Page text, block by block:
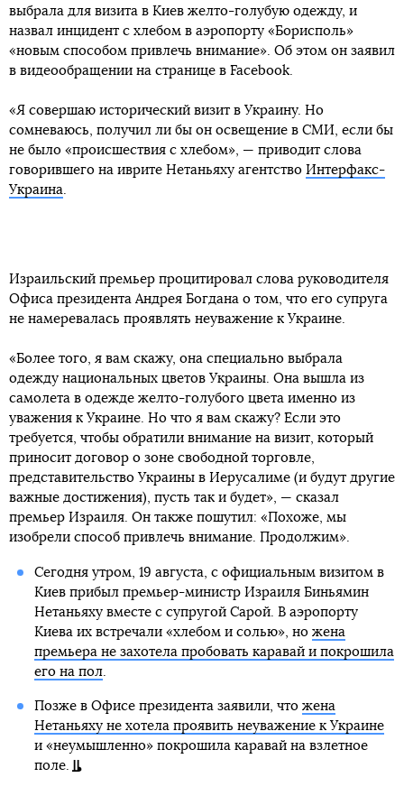
выбрала для визита в Киев желто-голубую одежду, и
назвал инцидент с хлебом в аэропорту «Борисполь»
«новым способом привлечь внимание». Об этом он заявил
в видеообращении на странице в Facebook.
«Я совершаю исторический визит в Украину. Но
сомневаюсь, получил ли бы он освещение в СМИ, если бы
не было «происшествия с хлебом», — приводит слова
говорившего на иврите Нетаньяху агентство Интерфакс-
Украина.
Израильский премьер процитировал слова руководителя
Офиса президента Андрея Богдана о том, что его супруга
не намеревалась проявлять неуважение к Украине.
«Более того, я вам скажу, она специально выбрала
одежду национальных цветов Украины. Она вышла из
самолета в одежде желто-голубого цвета именно из
уважения к Украине. Но что я вам скажу? Если это
требуется, чтобы обратили внимание на визит, который
приносит договор о зоне свободной торговле,
представительство Украины в Иерусалиме (и будут другие
важные достижения), пусть так и будет», — сказал
премьер Израиля. Он также пошутил: «Похоже, мы
изобрели способ привлечь внимание. Продолжим».
Сегодня утром, 19 августа, с официальным визитом в
Киев прибыл премьер-министр Израиля Биньямин
Нетаньяху вместе с супругой Сарой. В аэропорту
Киева их встречали «хлебом и солью», но жена
премьера не захотела пробовать каравай и покрошила
его на пол.
Позже в Офисе президента заявили, что жена
Нетаньяху не хотела проявить неуважение к Украине
и «неумышленно» покрошила каравай на взлетное
поле.